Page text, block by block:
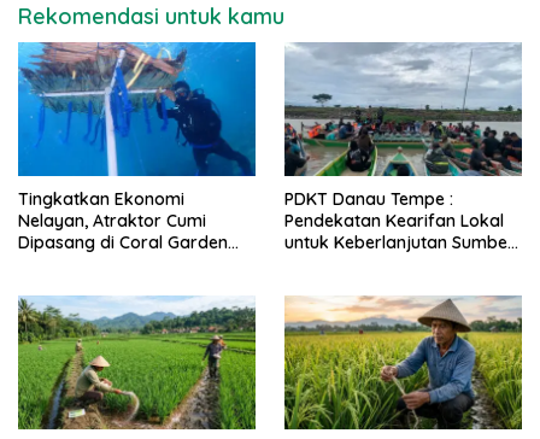
Rekomendasi untuk kamu
Tingkatkan Ekonomi
Nelayan, Atraktor Cumi
Dipasang di Coral Garden
PDKT Danau Tempe :
Pendekatan Kearifan Lokal
untuk Keberlanjutan Sumber